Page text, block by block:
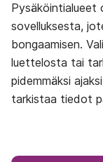
Pysäköintialueet
sovelluksesta,
bongaamisen.
luettelosta tai
pidemmäksi
tarkistaa tiedot